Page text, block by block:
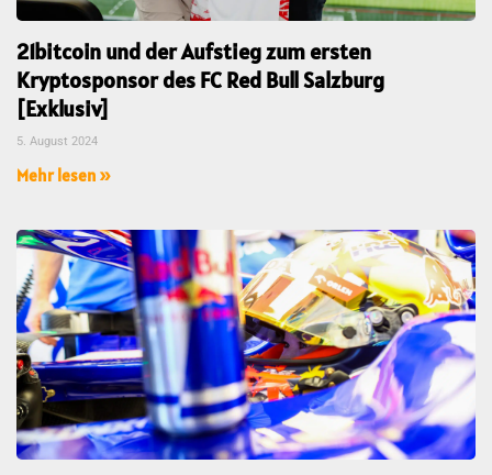
21bitcoin und der Aufstieg zum ersten
Kryptosponsor des FC Red Bull Salzburg
[Exklusiv]
5. August 2024
Mehr lesen »